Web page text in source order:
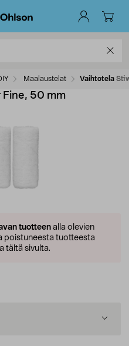
Maalaustelat Vaihtotela
50 mm
tuotteenalla olevien
poistuneesta tuotteesta
tältä sivulta.